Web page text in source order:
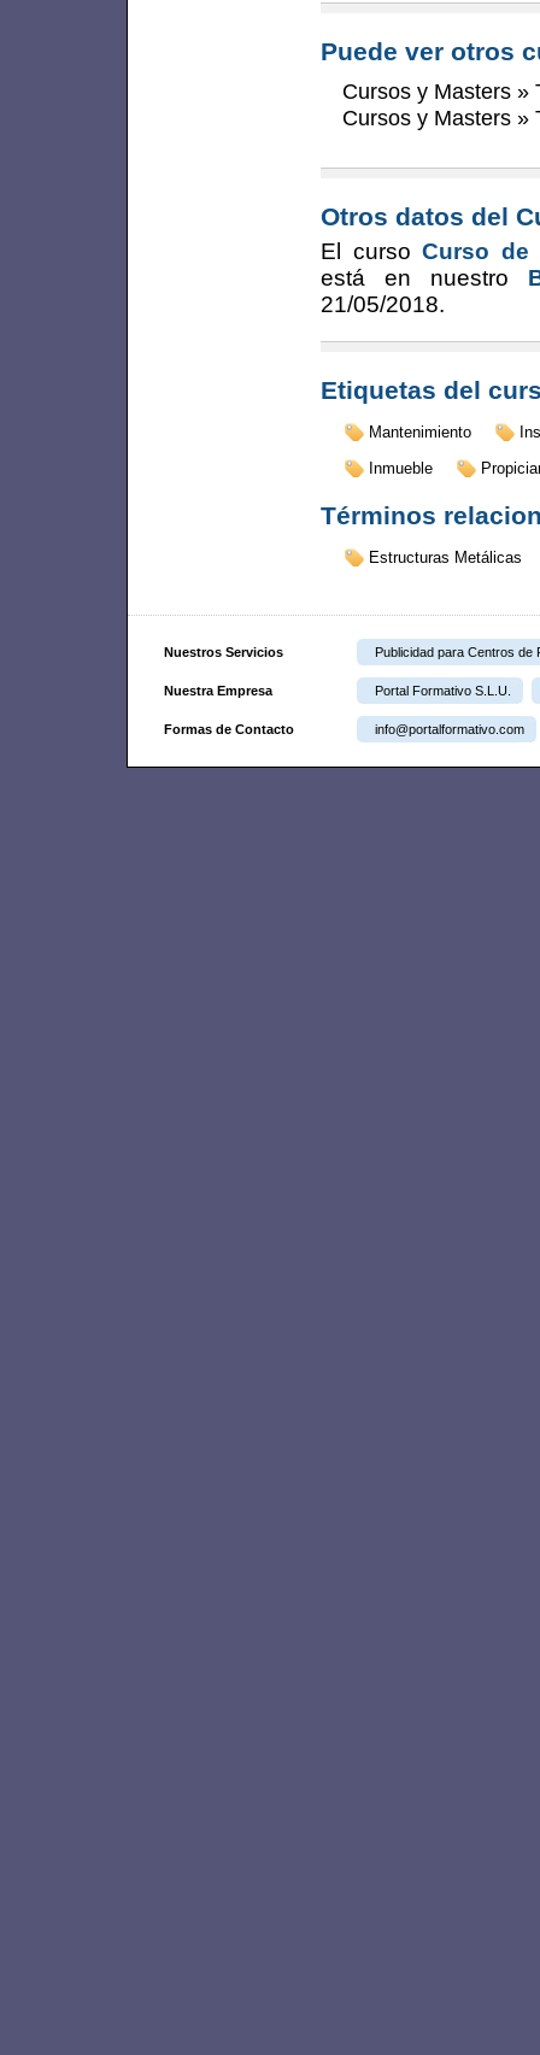
Puede ver otros
Cursos y Masters »
Cursos y Masters »
Otros datos del
El cursoCurso de
está en nuestro
21/05/2018.
Etiquetas del
Mantenimiento
Inmueble
Términos
Estructuras Metálicas
Nuestros Servicios Publicidad para Centros de
Nuestra Empresa Portal Formativo S.L.U.
Formas de Contacto info@portalformativo.com